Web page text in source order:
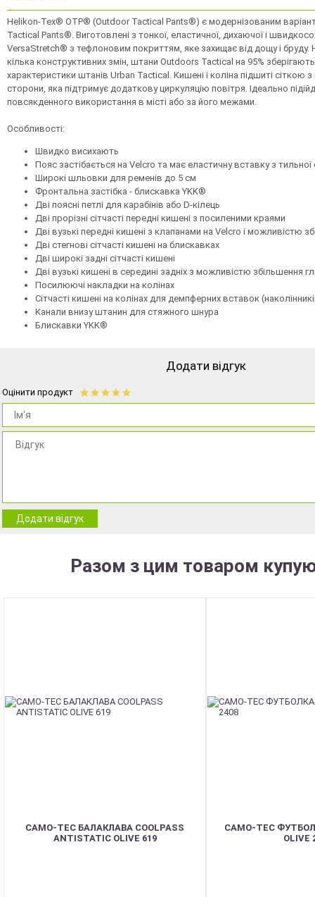
Helikon-Tex® OTP® (Outdoor Tactical Pants®) є модернізованим
Tactical Pants®. Виготовлені з тонкої, еластичної, дихаючої і
VersaStretch® з тефлоновим покриттям, яке захищає від дощу і
кілька конструктивних змін, штани Outdoors Tactical на 95%
характеристики штанів Urban Tactical. Кишені і коліна підшиті сіткою з
сторони, яка підтримує додаткову циркуляцію повітря. Ідеально
повсякденного використання в місті або за його межами.
Особливості:
Швидко висихають
Пояс застібається на Velcro та має еластичну вставку з
Широкі шльовки для ременів до 5 см
Фронтальна застібка - блискавка YKK®
Дві поясні петлі для карабінів або D-кілець
Дві прорізні сітчасті передні кишені з посиленими краями
Дві вузькі передні кишені з клапанами на Velcro і можливістю
Дві стегнові сітчасті кишені на блискавках
Дві широкі задні сітчасті кишені
Дві вузькі кишені в середині задніх з можливістю збільшення
Посилюючі накладки на колінах
Сітчасті кишені на колінах для демпферних вставок
Канали внизу штанин для стяжного шнура
Блискавки YKK®
Додати відгук
Оцінити продукт
Додати відгук
Разом з цим товаром
CAMO-TEC БАЛАКЛАВА COOLPASS
ANTISTATIC OLIVE 619
CAMO-TEC
OLIVE